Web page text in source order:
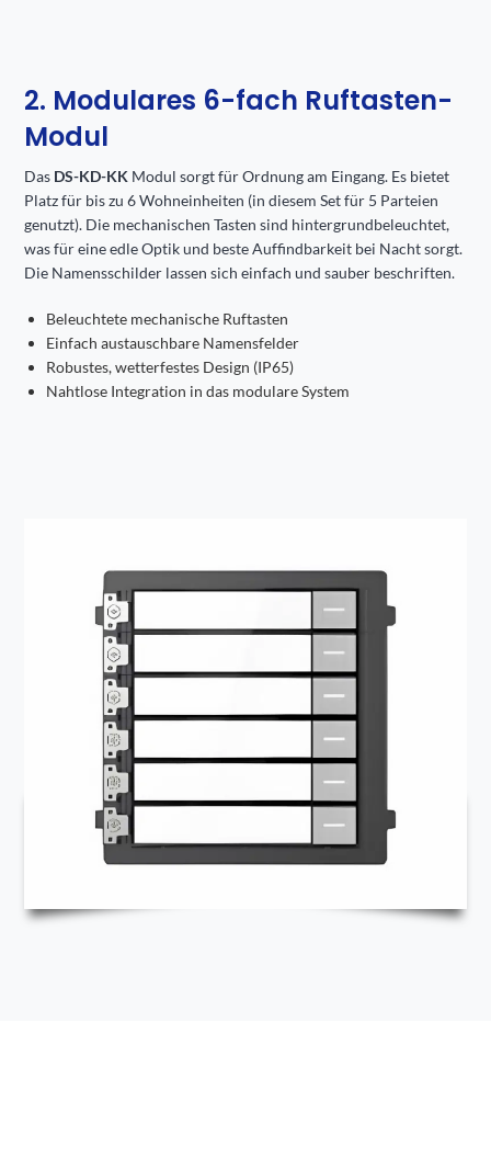
2. Modulares 6-fach Ruftasten-
Modul
Das DS-KD-KK Modul sorgt für Ordnung am Eingang. Es bietet
Platz für bis zu 6 Wohneinheiten (in diesem Set für 5 Parteien
genutzt). Die mechanischen Tasten sind hintergrundbeleuchtet,
was für eine edle Optik und beste Auffindbarkeit bei Nacht sorgt.
Die Namensschilder lassen sich einfach und sauber beschriften.
Beleuchtete mechanische Ruftasten
Einfach austauschbare Namensfelder
Robustes, wetterfestes Design (IP65)
Nahtlose Integration in das modulare System